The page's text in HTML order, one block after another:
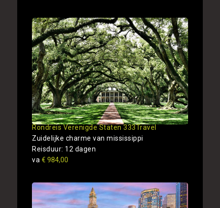
Rondreis Verenigde Staten 333Travel
Zuidelijke charme van mississippi
Reisduur: 12 dagen
va € 984,00